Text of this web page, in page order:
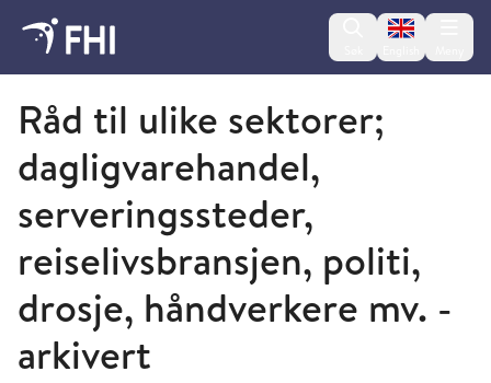
Change
Koronavirusveilederen - arkiverte artikler
Råd til ulike sektorer;
dagligvarehandel,
serveringssteder,
reiselivsbransjen, politi,
drosje, håndverkere mv. -
arkivert